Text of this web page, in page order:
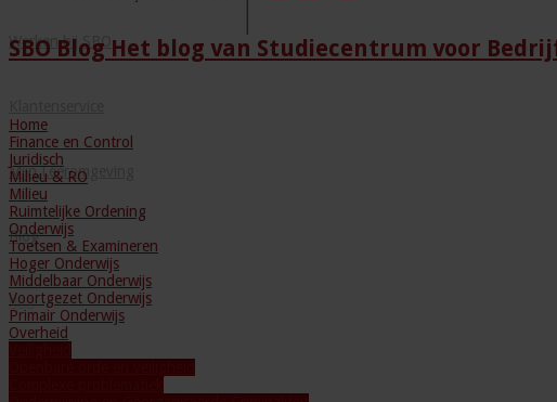
Werken bij SBO
Mijn Leeromgeving
Blog
SBO Blog Het blog van Studiecentrum voor
Home
Finance en Control
Juridisch
Milieu & RO
Milieu
Ruimtelijke Ordening
Onderwijs
Toetsen & Examineren
Hoger Onderwijs
Middelbaar Onderwijs
Voortgezet Onderwijs
Primair Onderwijs
Overheid